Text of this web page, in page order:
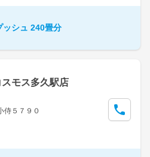
ッシュ 240畳分
スモス多久駅店
侍５７９０